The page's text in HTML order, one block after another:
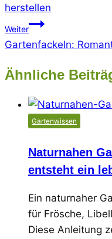
herstellen
Weiter
Gartenfackeln:
Ähnliche
Gartenwissen
Naturnahen
entsteht ein
Ein naturnaher
für Frösche,
Diese Anleitung